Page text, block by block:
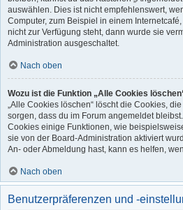
auswählen. Dies ist nicht empfehlenswert,
Computer, zum Beispiel in einem
nicht zur Verfügung steht, dann wurde sie
Administration ausgeschaltet.
Nach oben
Wozu ist die Funktion „Alle Cookies
„Alle Cookies löschen“ löscht die Cookies,
sorgen, dass du im Forum angemeldet
Cookies einige Funktionen, wie
sie von der Board-Administration aktiviert
An- oder Abmeldung hast, kann es helfen,
Nach oben
Benutzerpräferenzen und -